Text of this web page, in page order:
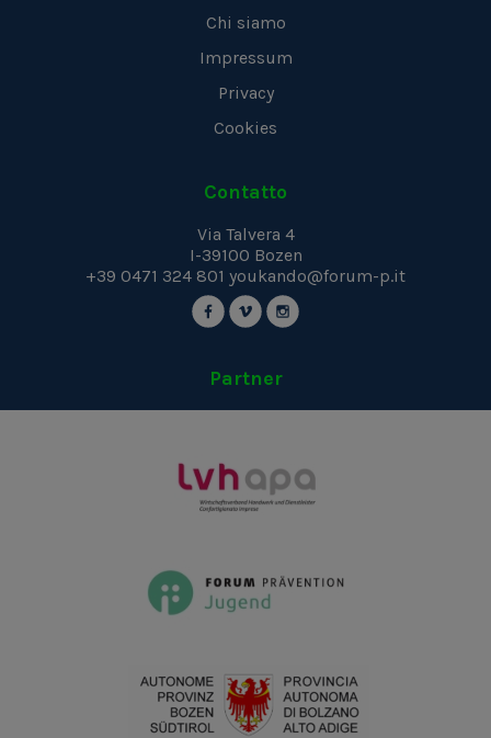
Chi siamo
Impressum
Privacy
Cookies
Contatto
Via Talvera 4
I-39100 Bozen
+39 0471 324 801 youkando@forum-p.it
Partner